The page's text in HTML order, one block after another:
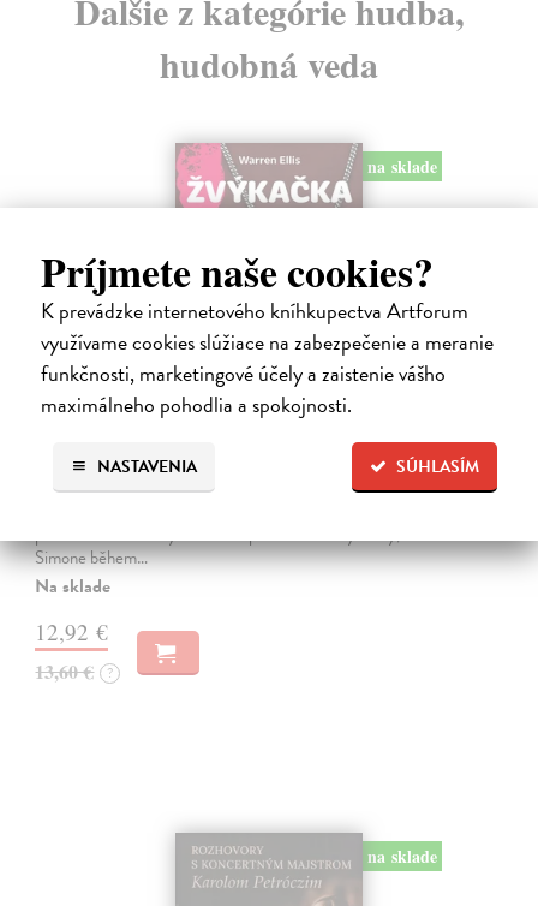
Príjmete naše cookies?
K prevádzke internetového kníhkupectva Artforum
využívame cookies slúžiace na zabezpečenie a meranie
funkčnosti, marketingové účely a zaistenie vášho
maximálneho pohodlia a spokojnosti.
SÚHLASÍM
NASTAVENIA
hudobná veda
na sklade
Ellis Warren| Kniha
Ellisova kniha je neobvyklou literární poctou legendární jazzové
Simone během…
Na sklade
12,92 €
13,60 € ?
na sklade